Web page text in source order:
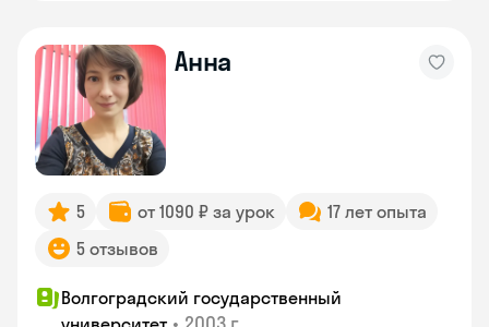
Анна
5 от 1090 ₽ за урок
17 лет опыта
5 отзывов
Волгоградский государственный